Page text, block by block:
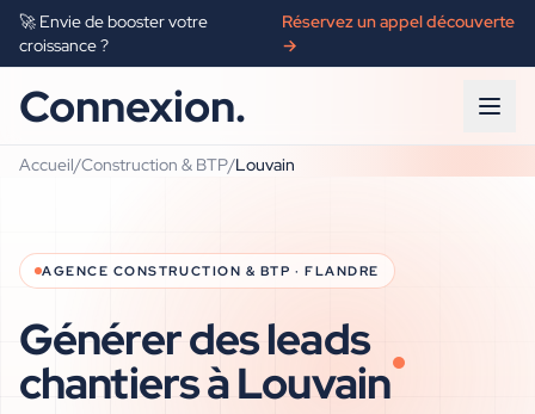
🚀 Envie de booster votre
croissance ?
Réservez un appel découverte
→
Connexion.
Accueil/Construction & BTP/Louvain
AGENCE CONSTRUCTION & BTP ·FLANDRE
Générer des leads
chantiers àLouvain